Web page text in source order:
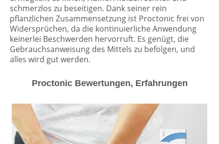
schmerzlos zu beseitigen. Dank seiner rein
pflanzlichen Zusammensetzung ist Proctonic frei von
Widersprüchen, da die kontinuierliche Anwendung
keinerlei Beschwerden hervorruft. Es genügt, die
Gebrauchsanweisung des Mittels zu befolgen, und
alles wird gut werden.
Proctonic Bewertungen, Erfahrungen